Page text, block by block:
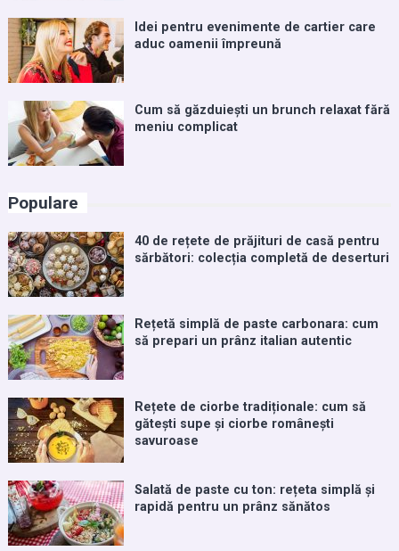
Idei pentru evenimente de cartier care
aduc oamenii împreună
Cum să găzduiești un brunch relaxat fără
meniu complicat
Populare
40 de rețete de prăjituri de casă pentru
sărbători: colecția completă de deserturi
Rețetă simplă de paste carbonara: cum
să prepari un prânz italian autentic
Rețete de ciorbe tradiționale: cum să
gătești supe și ciorbe românești
savuroase
Salată de paste cu ton: rețeta simplă și
rapidă pentru un prânz sănătos